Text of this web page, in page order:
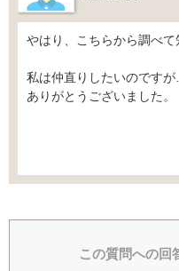
やはり、こちらから調べて
私は仲直りしたいのですが
ありがとうございました。
この質問への回